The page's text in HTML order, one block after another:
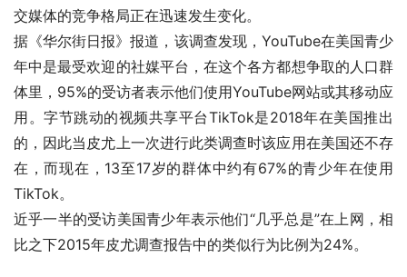
交媒体的竞争格局正在迅速发生变化。
据《华尔街日报》报道，该调查发现，YouTube在美国青少
年中是最受欢迎的社媒平台，在这个各方都想争取的人口群
体里，95%的受访者表示他们使用YouTube网站或其移动应
用。字节跳动的视频共享平台TikTok是2018年在美国推出
的，因此当皮尤上一次进行此类调查时该应用在美国还不存
在，而现在，13至17岁的群体中约有67%的青少年在使用
TikTok。
近乎一半的受访美国青少年表示他们“几乎总是”在上网，相
比之下2015年皮尤调查报告中的类似行为比例为24%。